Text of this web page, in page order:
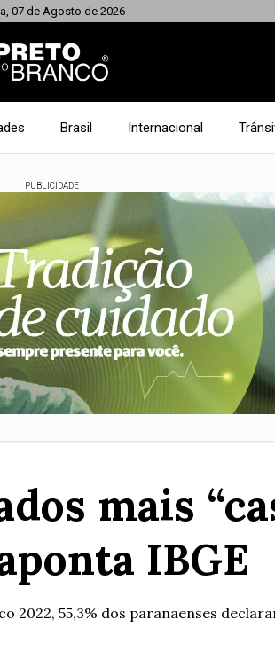
07 de Agosto de 2026
Brasil Internacional
PUBLICIDADE
mais
IBGE
2022, 55,3% dos paranaenses